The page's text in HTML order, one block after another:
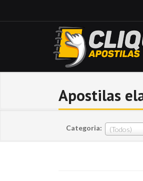
Apostilas
Categoria: (Todos)